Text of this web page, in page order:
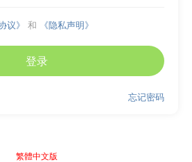
议》 和 《隐私声明》
登录
忘记密码
繁體中文版